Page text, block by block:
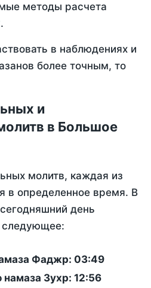
методы расчета
.
в наблюдениях и
более точным, то
и
в Большое
молитв, каждая из
в определенное время. В
день
следующее:
Фаджр: 03:49
намаза Зухр: 12:56